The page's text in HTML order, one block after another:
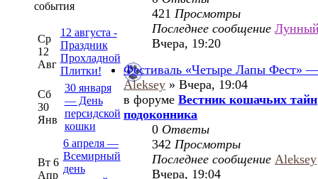
события
Ср
12
Авг
12 августа -
Праздник
Прохладной
Плитки!
Сб
30
Янв
30 января
— День
персидской
кошки
Вт 6
Апр
6 апреля —
Всемирный
день
421Просмотры
Последнее сообщение
Вчера, 19:20
Фестиваль «Четыре Лапы Фест» —
Aleksey » Вчера, 19:04
в форумеВестник кошачьих тайн
подоконника
0 Ответы
342Просмотры
Последнее сообщениеAleksey
Вчера, 19:04